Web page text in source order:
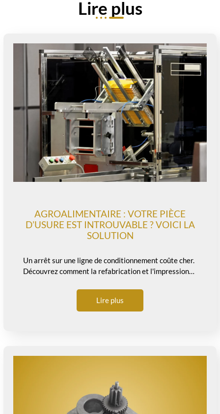
Lire plus
AGROALIMENTAIRE : VOTRE PIÈCE
D’USURE EST INTROUVABLE ? VOICI LA
SOLUTION
Un arrêt sur une ligne de conditionnement coûte cher.
Découvrez comment la refabrication et l'impression…
Lire plus